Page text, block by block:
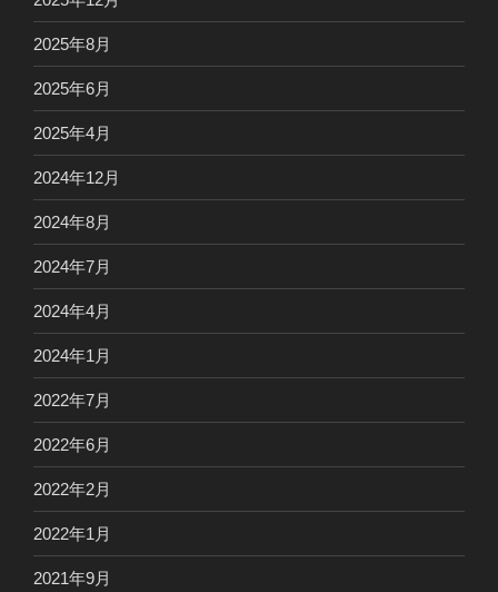
2025年8月
2025年6月
2025年4月
2024年12月
2024年8月
2024年7月
2024年4月
2024年1月
2022年7月
2022年6月
2022年2月
2022年1月
2021年9月